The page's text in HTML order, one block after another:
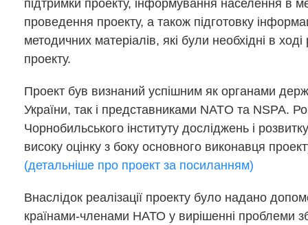
підтримки проекту, інформування населення в
проведення проекту, а також підготовку
методичних матеріалів, які були необхідні в ході
проекту.
Проект був визнаний успішним як органами
України, так і представниками NATO та NSPA.
Чорнобильського інституту досліджень і
високу оцінку з боку основного виконавця
(детальніше про проект за посиланням)
Внаслідок реалізації проекту було надано
країнами-членами НАТО у вирішенні проблеми